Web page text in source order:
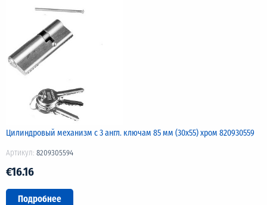
Цилиндровый механизм с 3 англ. ключам 85 мм (30х55) хром 820930559
Артикул: 8209305594
€16.16
Подробнее